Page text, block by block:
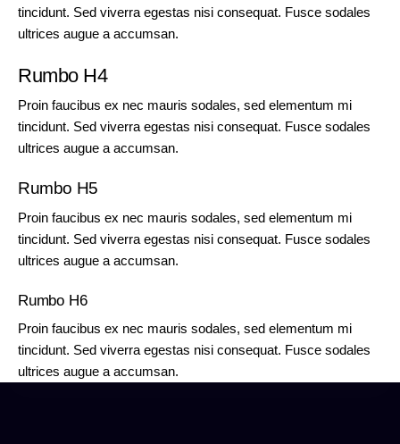
tincidunt. Sed viverra egestas nisi consequat. Fusce sodales
ultrices augue a accumsan.
Rumbo H4
Proin faucibus ex nec mauris sodales, sed elementum mi
tincidunt. Sed viverra egestas nisi consequat. Fusce sodales
ultrices augue a accumsan.
Rumbo H5
Proin faucibus ex nec mauris sodales, sed elementum mi
tincidunt. Sed viverra egestas nisi consequat. Fusce sodales
ultrices augue a accumsan.
Rumbo H6
Proin faucibus ex nec mauris sodales, sed elementum mi
tincidunt. Sed viverra egestas nisi consequat. Fusce sodales
ultrices augue a accumsan.